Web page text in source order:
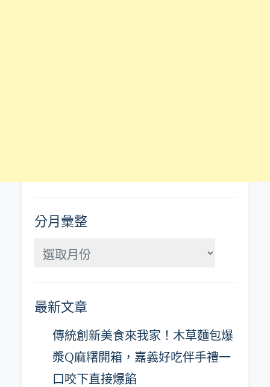
分月彙整
分
整
最新文章
傳統創新美食來我家！木草麵包爆
漿Q麻糬開箱，嘉義好吃伴手禮一
口咬下直接爆餡